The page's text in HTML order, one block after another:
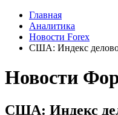
Главная
Аналитика
Новости Forex
США: Индекс
Новости
США: Индекс